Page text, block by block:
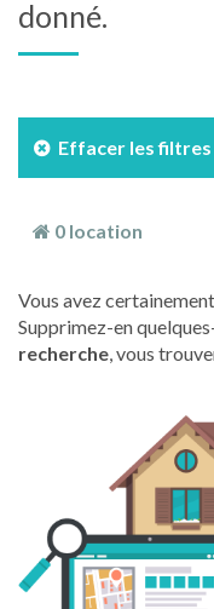
donné.
Effacer les filtres
0 location
Vous avez
Supprimez-en
recherche, vous